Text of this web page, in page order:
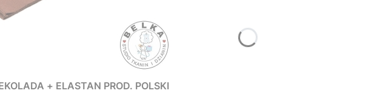
ŚCIĄGACZ PRĄŻKOWY CZEKOLADA + ELASTAN PROD. POLSKI